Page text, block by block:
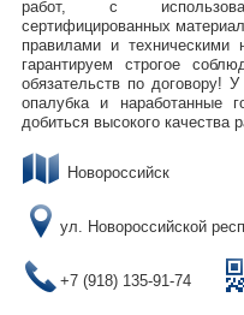
работ, с
сертифицированных
правилами и техническими
гарантируем строгое
обязательств по договору!
опалубка и наработанные
добиться высокого качества
Новороссийск
ул. Новороссийской
+7 (918) 135-91-74